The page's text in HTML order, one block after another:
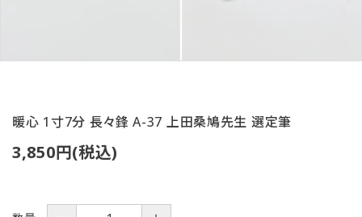
特定商取引法について
暖心 1寸7分 長々鋒 A-37 上田桑鳩先生 選定筆
3,850円(税込)